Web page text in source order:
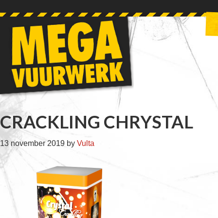
primary
navigation
main
content
primary
sidebar
footer
CRACKLING CHRYSTAL
13 november 2019 by Vulta